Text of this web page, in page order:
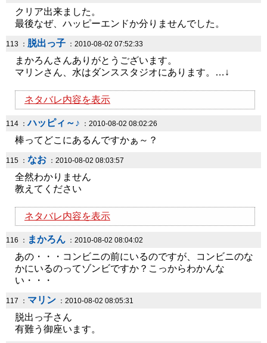
クリア出来ました。
最後なぜ、ハッピーエンドか分りませんでした。
113 ： 脱出っ子 ：2010-08-02 07:52:33
まかろんさんありがとうございます。
マリンさん、水はダンススタジオにあります。…↓
ネタバレ内容を表示
114 ：ハッピィ～♪ ：2010-08-02 08:02:26
棒ってどこにあるんですかぁ～？
115 ： なお ：2010-08-02 08:03:57
全然わかりません
教えてください
ネタバレ内容を表示
116 ： まかろん ：2010-08-02 08:04:02
あの・・・コンビニの前にいるのですが、コンビニのな
かにいるのってゾンビですか？こっからわかんな
い・・・
117 ： マリン ：2010-08-02 08:05:31
脱出っ子さん
有難う御座います。